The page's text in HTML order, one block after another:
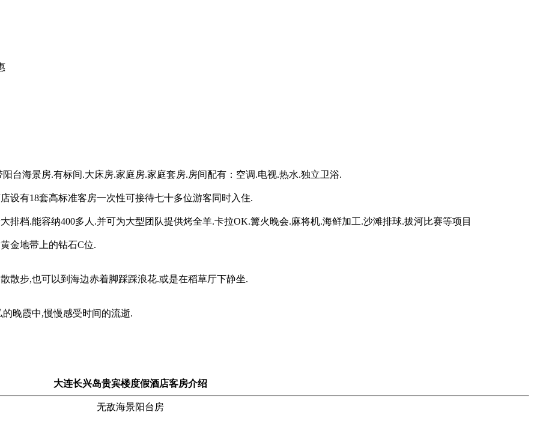
台海景房.有标间.大床房.家庭房.家庭套房.房间配有：空调.电视.热水.独立卫浴.
设有18套高标准客房一次性可接待七十多位游客同时入住.
排档.能容纳400多人.并可为大型团队提供烤全羊.卡拉OK.篝火晚会.麻将机.海鲜加工.沙滩排球.拔河比赛等项目
金地带上的钻石C位.
散步,也可以到海边赤着脚踩踩浪花.或是在稻草厅下静坐.
晚霞中,慢慢感受时间的流逝.
大连长兴岛贵宾楼度假酒店客房介绍
无敌海景阳台房